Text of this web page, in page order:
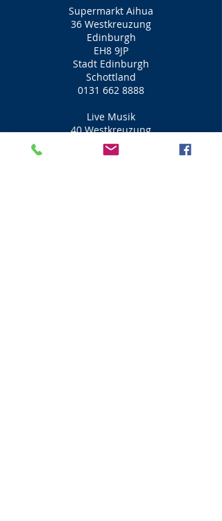
Supermarkt Aihua
36 Westkreuzung
Edinburgh
EH8 9JP
Stadt Edinburgh
Schottland
0131 662 8888
Live Musik
40 Westkreuzung
Edinburgh
EH8 9JP